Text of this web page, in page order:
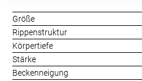
Größe
Rippenstruktur
Körpertiefe
Stärke
Beckenneigung